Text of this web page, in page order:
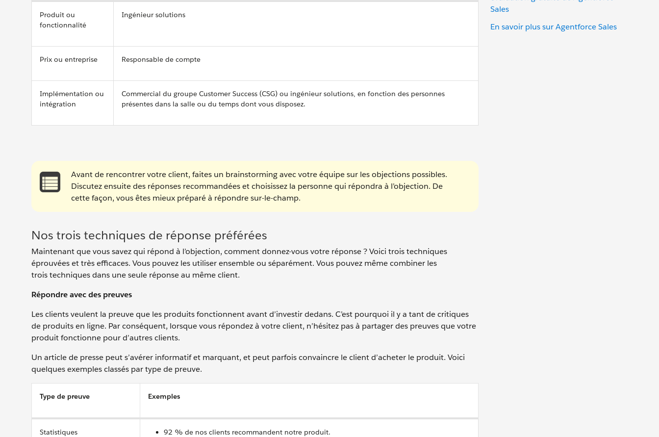
Sales
En savoir plus sur Agentforce Sales
Produit ou
fonctionnalité
Ingénieur solutions
Prix ou entreprise Responsable de compte
Implémentation ou
intégration
Commercial du groupe Customer Success (CSG) ou ingénieur solutions, en fonction des personnes
présentes dans la salle ou du temps dont vous disposez.
Avant de rencontrer votre client, faites un brainstorming avec votre équipe sur les objections possibles.
Discutez ensuite des réponses recommandées et choisissez la personne qui répondra à l’objection. De
cette façon, vous êtes mieux préparé à répondre sur-le-champ.
Nos trois techniques de réponse préférées
Maintenant que vous savez qui répond à l’objection, comment donnez-vous votre réponse ? Voici trois techniques
éprouvées et très efficaces. Vous pouvez les utiliser ensemble ou séparément. Vous pouvez même combiner les
trois techniques dans une seule réponse au même client.
Répondre avec des preuves
Les clients veulent la preuve que les produits fonctionnent avant d’investir dedans. C’est pourquoi il y a tant de critiques
de produits en ligne. Par conséquent, lorsque vous répondez à votre client, n’hésitez pas à partager des preuves que votre
produit fonctionne pour d’autres clients.
Un article de presse peut s’avérer informatif et marquant, et peut parfois convaincre le client d’acheter le produit. Voici
quelques exemples classés par type de preuve.
Type de preuve Exemples
Statistiques
92 % de nos clients recommandent notre produit.